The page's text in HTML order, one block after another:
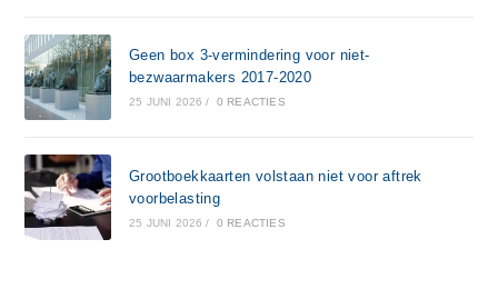
Geen box 3-vermindering voor niet-
bezwaarmakers 2017-2020
25 JUNI 2026 / 0 REACTIES
Grootboekkaarten volstaan niet voor aftrek
voorbelasting
25 JUNI 2026 / 0 REACTIES